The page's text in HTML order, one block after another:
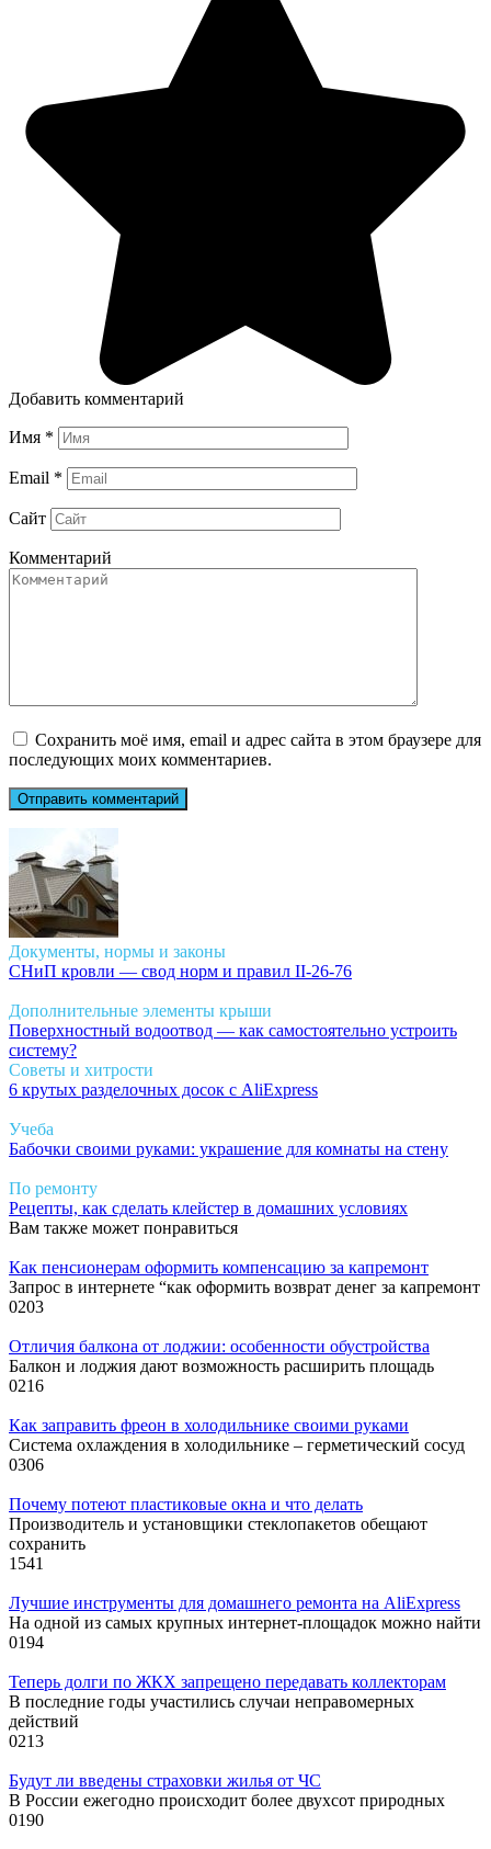
Добавить комментарий
Имя *
Email *
Сайт
Комментарий
Сохранить моё имя, email и адрес сайта в этом браузере для
последующих моих комментариев.
Документы, нормы и законы
СНиП кровли — свод норм и правил II-26-76
Дополнительные элементы крыши
Поверхностный водоотвод — как самостоятельно устроить
систему?
Советы и хитрости
6 крутых разделочных досок с AliExpress
Учеба
Бабочки своими руками: украшение для комнаты на стену
По ремонту
Рецепты, как сделать клейстер в домашних условиях
Вам также может понравиться
Как пенсионерам оформить компенсацию за капремонт
Запрос в интернете “как оформить возврат денег за капремонт
0203
Отличия балкона от лоджии: особенности обустройства
Балкон и лоджия дают возможность расширить площадь
0216
Как заправить фреон в холодильнике своими руками
Система охлаждения в холодильнике – герметический сосуд
0306
Почему потеют пластиковые окна и что делать
Производитель и установщики стеклопакетов обещают
сохранить
1 541
Лучшие инструменты для домашнего ремонта на AliExpress
На одной из самых крупных интернет-площадок можно найти
0194
Теперь долги по ЖКХ запрещено передавать коллекторам
В последние годы участились случаи неправомерных
действий
0213
Будут ли введены страховки жилья от ЧС
В России ежегодно происходит более двухсот природных
0190